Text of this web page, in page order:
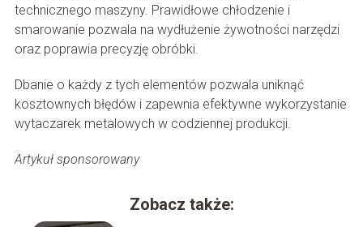
technicznego maszyny. Prawidłowe chłodzenie i
smarowanie pozwala na wydłużenie żywotności narzędzi
oraz poprawia precyzję obróbki.
Dbanie o każdy z tych elementów pozwala uniknąć
kosztownych błędów i zapewnia efektywne wykorzystanie
wytaczarek metalowych w codziennej produkcji.
Artykuł sponsorowany
Zobacz także: